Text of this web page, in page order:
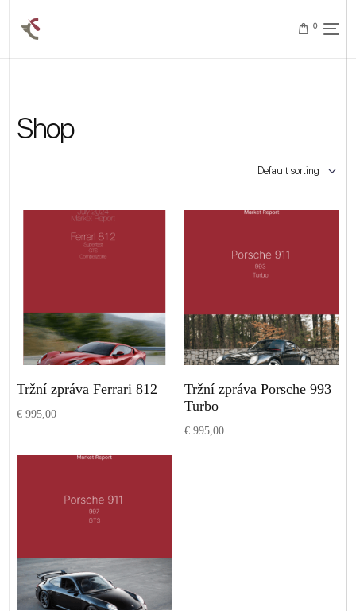
0
Shop
Tržní zpráva Ferrari 812
€ 995,00
Tržní zpráva Porsche 993
Turbo
€995,00